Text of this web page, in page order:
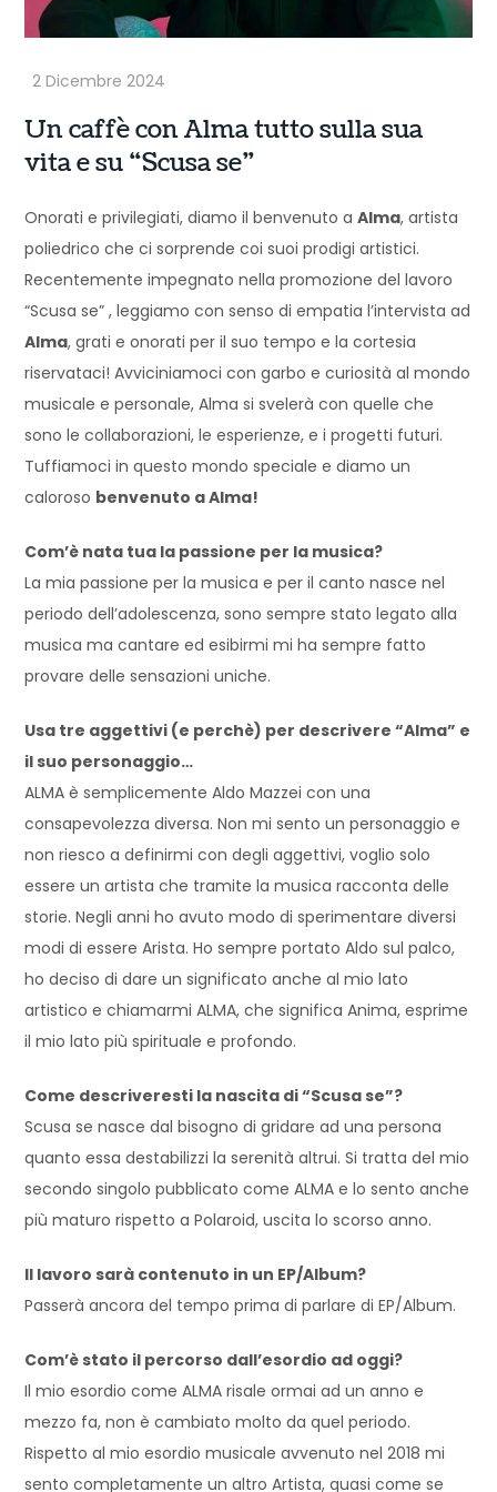
Un caffè con Alma tutto sulla sua
vita e su “Scusa se”
Onorati e privilegiati, diamo il benvenuto aAlma, artista
poliedrico che ci sorprende coi suoi prodigi artistici.
Recentemente impegnato nella promozione del lavoro
“Scusa se”, leggiamo con senso di empatia l’intervista ad
Alma, grati e onorati per il suo tempo e la cortesia
riservataci! Avviciniamoci con garbo e curiosità al mondo
musicale e personale, Alma si svelerà con quelle che
sono le collaborazioni, le esperienze, e i progetti futuri.
Tuffiamoci in questo mondo speciale e diamo un
caloroso benvenuto a Alma!
Com’è nata tua la passione per la musica?
La mia passione per la musica e per il canto nasce nel
periodo dell’adolescenza, sono sempre stato legato alla
musica ma cantare ed esibirmi mi ha sempre fatto
provare delle sensazioni uniche.
Usa tre aggettivi (e perchè) per descrivere “Alma” e
il suo personaggio…
ALMA è semplicemente Aldo Mazzei con una
consapevolezza diversa. Non mi sento un personaggio e
non riesco a definirmi con degli aggettivi, voglio solo
essere un artista che tramite la musica racconta delle
storie. Negli anni ho avuto modo di sperimentare diversi
modi di essere Arista. Ho sempre portato Aldo sul palco,
ho deciso di dare un significato anche al mio lato
artistico e chiamarmi ALMA, che significa Anima, esprime
il mio lato più spirituale e profondo.
Come descriveresti la nascita di “Scusa se”?
Scusa se nasce dal bisogno di gridare ad una persona
quanto essa destabilizzi la serenità altrui. Si tratta del mio
secondo singolo pubblicato come ALMA e lo sento anche
più maturo rispetto a Polaroid, uscita lo scorso anno.
Il lavoro sarà contenuto in un EP/Album?
Passerà ancora del tempo prima di parlare di EP/Album.
Com’è stato il percorso dall’esordio ad oggi?
Il mio esordio come ALMA risale ormai ad un anno e
mezzo fa, non è cambiato molto da quel periodo.
Rispetto al mio esordio musicale avvenuto nel 2018 mi
sento completamente un altro Artista, quasi come se